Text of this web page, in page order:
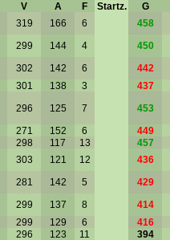
V A F Startz. G
319 166 6 458
299 144 4 450
302 142 6 442
301 138 3 437
296 125 7 453
271 152 6 449
298 117 13 457
303 121 12 436
281 142 5 429
299 137 8 414
299 129 6 416
296 123 11 394